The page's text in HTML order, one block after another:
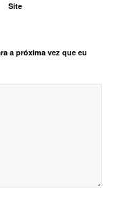
Site
a próxima vez que eu